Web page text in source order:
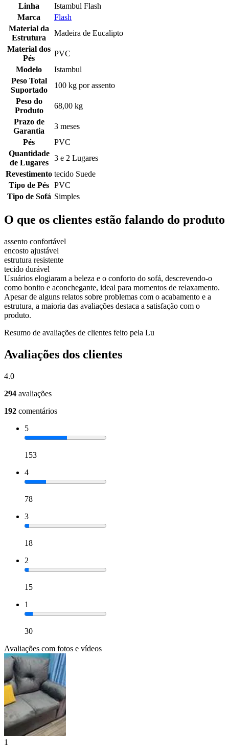
Linha
Istambul Flash
Marca
Flash
Material da
Estrutura
Madeira de Eucalipto
Material dos
Pés
PVC
Modelo
Istambul
Peso Total
Suportado
100 kg por assento
Peso do
Produto
68,00 kg
Prazo de
Garantia
3 meses
Pés
PVC
Quantidade
de Lugares
3 e 2 Lugares
Revestimento tecido Suede
Tipo de Pés PVC
Tipo de Sofá Simples
O que os clientes estão falando do produto
assento confortável
encosto ajustável
estrutura resistente
tecido durável
Usuários elogiaram a beleza e o conforto do sofá, descrevendo-o
como bonito e aconchegante, ideal para momentos de relaxamento.
Apesar de alguns relatos sobre problemas com o acabamento e a
estrutura, a maioria das avaliações destaca a satisfação com o
produto.
Resumo de avaliações de clientes feito pela Lu
Avaliações dos clientes
4.0
294 avaliações
192 comentários
5
153
4
78
3
18
2
15
1
30
Avaliações com fotos e vídeos
1